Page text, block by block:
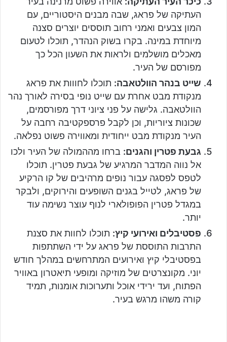
העתיקה של פראג, שבה מבנים היסטוריים, עם
המון צבעים ואמני רחוב תוססים יוצרים סצנה
מיוחדת במינה. בקרו בשוק הנהדר, תוכלו לטעום
מאכלים מושלמים ולראות את השעון הכל כך
מפורסם של העיר.
שייט בנהר הוולטאבה: תוכלו לחווות את פראג
מנקודת מבט אחרת עם שייט נופי בסירה לאורך נהר
הוולטאבה. גלישה על פני ציוני דרך מפורסמים,
שכונות ציוריות, וכן לקבל פרספקטיבה רחבה על
העיר מנקודת מבט ייחודית ומאווירה פשוט נפלאה.
גבעת פטרין והגנים: ברחו מההמולה של העיר ולכו
אל נווה המדבר המרגיע של גבעת פטרין. תוכלו
לטפס לפסגה עבור נופים מרהיבים של קו הרקיע
של פראג, לטייל בגנים השופעים והירוקים, ולבקר
במגדל פטרין הפופולארי לנוף עוצר נשימה עוד
יותר.
פסטיבלים ואירועי קיץ: תוכלו לחוות את סצנת
התרבות התוססת של פראג על ידי השתתפות
בפסטיבלי קיץ ואירועים המתרחשים במהלך חודש
יוני. מקונצרטים של מוזיקה ומופעי תיאטרון באוויר
הפתוח, ועד ירידי אוכל ותערוכות אומנות, תמיד
קורה משהו מרגש בעיר.